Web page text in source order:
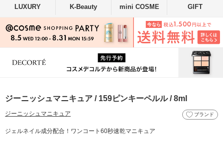
LUXURY K-Beauty mini COSME GIFT
ジーニッシュマニキュア / 159ピンキーペルル / 8ml
ジーニッシュマニキュア ブランド
ジェルネイル成分配合！ワンコート60秒速乾マニキュア